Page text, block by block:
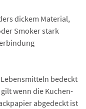
dickem Material,
Smoker stark
bedeckt
wenn die Kuchen-
abgedeckt ist